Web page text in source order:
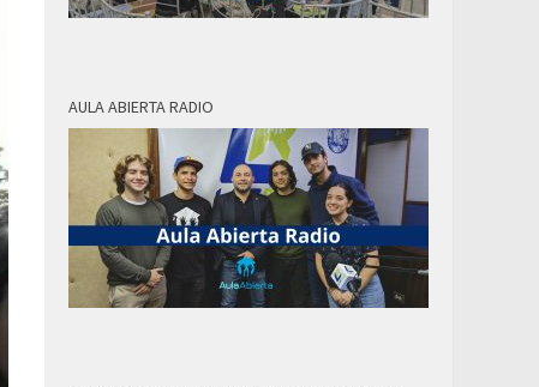
AULA ABIERTA RADIO